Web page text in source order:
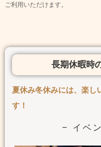
ご利用いただけます。
長期休暇時
夏休み冬休みには、楽し
す！
− イベ